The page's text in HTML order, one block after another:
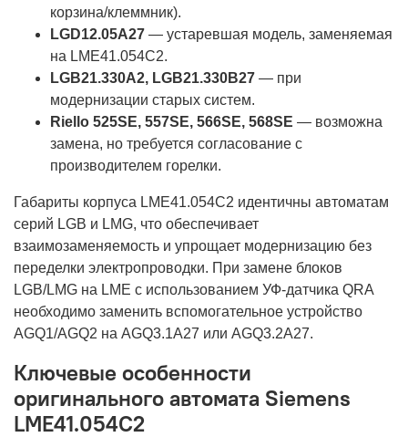
корзина/клеммник).
LGD12.05A27 — устаревшая модель, заменяемая
на LME41.054C2.
LGB21.330A2, LGB21.330B27 — при
модернизации старых систем.
Riello 525SE, 557SE, 566SE, 568SE — возможна
замена, но требуется согласование с
производителем горелки.
Габариты корпуса LME41.054C2 идентичны автоматам
серий LGB и LMG, что обеспечивает
взаимозаменяемость и упрощает модернизацию без
переделки электропроводки. При замене блоков
LGB/LMG на LME с использованием УФ-датчика QRA
необходимо заменить вспомогательное устройство
AGQ1/AGQ2 на AGQ3.1A27 или AGQ3.2A27.
Ключевые особенности
оригинального автомата Siemens
LME41.054C2